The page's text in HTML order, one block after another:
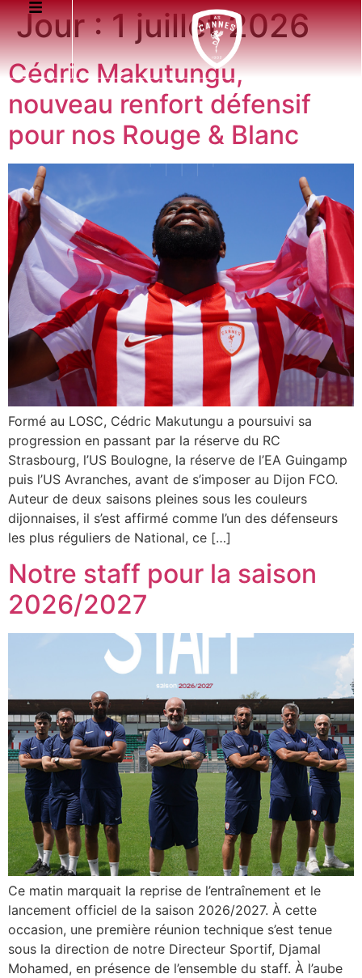
Jour :1 juillet 2026
Cédric Makutungu,
nouveau renfort défensif
pour nos Rouge & Blanc
Formé au LOSC, Cédric Makutungu a poursuivi sa
progression en passant par la réserve du RC
Strasbourg, l’US Boulogne, la réserve de l’EA Guingamp
puis l’US Avranches, avant de s’imposer au Dijon FCO.
Auteur de deux saisons pleines sous les couleurs
dijonnaises, il s’est affirmé comme l’un des défenseurs
les plus réguliers de National, ce […]
Notre staff pour la saison
2026/2027
Ce matin marquait la reprise de l’entraînement et le
lancement officiel de la saison 2026/2027. À cette
occasion, une première réunion technique s’est tenue
sous la direction de notre Directeur Sportif, Djamal
Mohamed, en présence de l’ensemble du staff. À l’aube